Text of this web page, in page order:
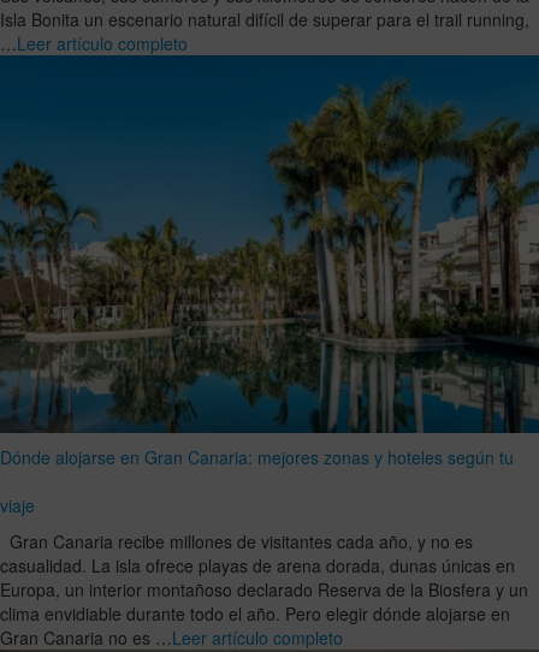
Isla Bonita un escenario natural difícil de superar para el trail running,
…Leer artículo completo
Dónde alojarse en Gran Canaria: mejores zonas y hoteles según tu
viaje
Gran Canaria recibe millones de visitantes cada año, y no es
casualidad. La isla ofrece playas de arena dorada, dunas únicas en
Europa, un interior montañoso declarado Reserva de la Biosfera y un
clima envidiable durante todo el año. Pero elegir dónde alojarse en
Gran Canaria no es …Leer artículo completo